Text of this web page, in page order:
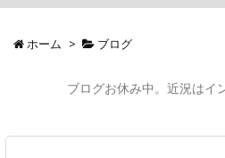
ホーム > ブログ
ブログお休み中。近況はイ